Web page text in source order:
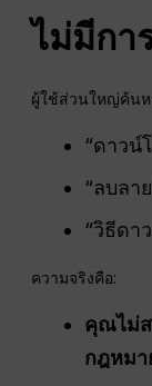
ไม่มีกา
ผู้ใช้ส่วนใหญ่ค้นห
“ดาวน์
“ลบลา
“วิธีดา
ความจริงคือ:
คุณไม่ส
กฎหมา